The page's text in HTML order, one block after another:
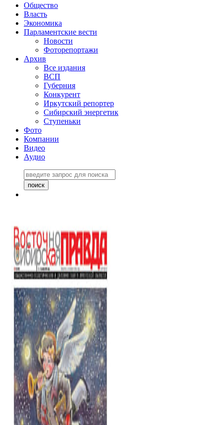
Общество
Власть
Экономика
Парламентские вести
Новости
Фоторепортажи
Архив
Все издания
ВСП
Губерния
Конкурент
Иркутский репортер
Сибирский энергетик
Ступеньки
Фото
Компании
Видео
Аудио